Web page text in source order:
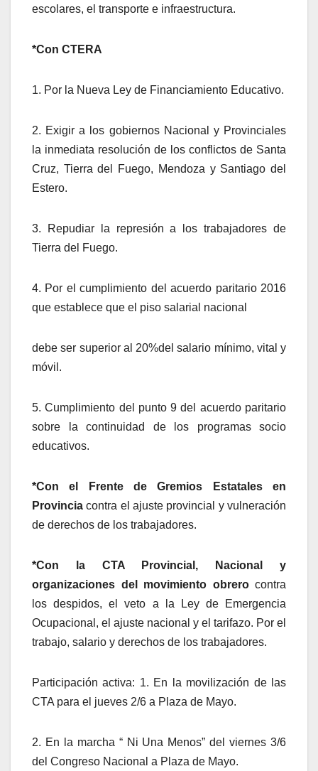
escolares, el transporte e infraestructura.
*Con CTERA
1. Por la Nueva Ley de Financiamiento Educativo.
2. Exigir a los gobiernos Nacional y Provinciales
la inmediata resolución de los conflictos de Santa
Cruz, Tierra del Fuego, Mendoza y Santiago del
Estero.
3. Repudiar la represión a los trabajadores de
Tierra del Fuego.
4. Por el cumplimiento del acuerdo paritario 2016
que establece que el piso salarial nacional
debe ser superior al 20%del salario mínimo, vital y
móvil.
5. Cumplimiento del punto 9 del acuerdo paritario
sobre la continuidad de los programas socio
educativos.
*Con el Frente de Gremios Estatales en
Provincia contra el ajuste provincial y vulneración
de derechos de los trabajadores.
*Con la CTA Provincial, Nacional y
organizaciones del movimiento obrerocontra
los despidos, el veto a la Ley de Emergencia
Ocupacional, el ajuste nacional y el tarifazo. Por el
trabajo, salario y derechos de los trabajadores.
Participación activa: 1. En la movilización de las
CTA para el jueves 2/6 a Plaza de Mayo.
2. En la marcha “ Ni Una Menos” del viernes 3/6
del Congreso Nacional a Plaza de Mayo.